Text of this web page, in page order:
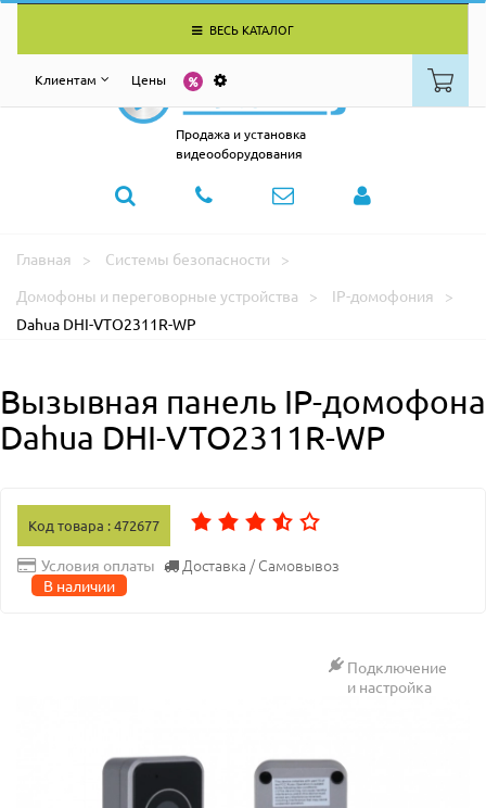
ВЕСЬ КАТАЛОГ
Клиентам Цены
Продажа и установка
видеооборудования
Главная
Системы безопасности
Домофоны и переговорные устройства
IP-домофония
Dahua DHI-VTO2311R-WP
Вызывная панель IP-домофона
Dahua DHI-VTO2311R-WP
Код товара : 472677
Условия оплаты Доставка / Самовывоз
В наличии
Подключение
и настройка